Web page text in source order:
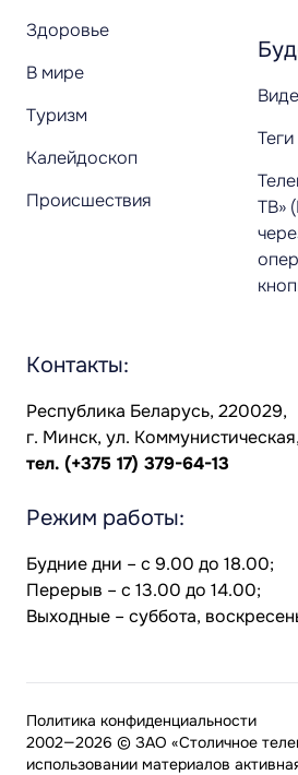
Здоровье
В мире
Туризм
Калейдоскоп
Происшествия
Теги
ТВ»
Контакты:
Республика Беларусь, 220029,
г. Минск, ул.
тел. (+375 17) 379-64-13
Режим работы:
Будние дни – с 9.00 до 18.00;
Перерыв – с 13.00 до 14.00;
Выходные – суббота,
2002—2026 © ЗАО «Столичное
использовании материалов
Политика конфиденциальности